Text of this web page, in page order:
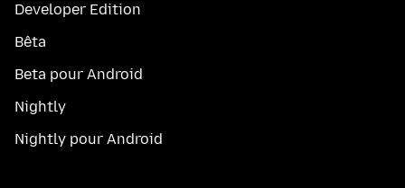
Developer Edition
Bêta
Beta pour Android
Nightly
Nightly pour Android